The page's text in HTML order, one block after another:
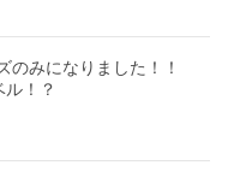
のみになりました！！
！？